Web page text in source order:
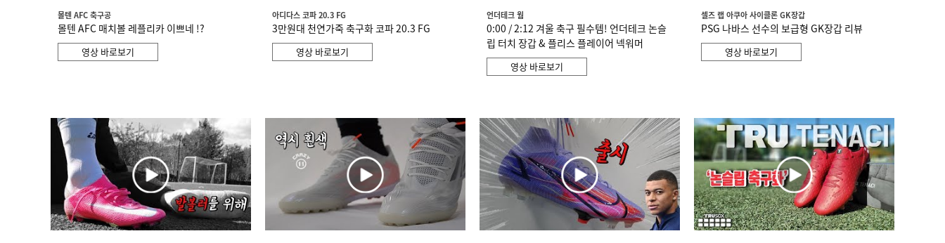
몰텐 AFC 축구공
몰텐 AFC 매치볼 레플리카 이쁘네 !?
영상 바로보기
아디다스 코파 20.3 FG
3만원대 천연가죽 축구화 코파 20.3 FG
영상 바로보기
언더테크 웜
0:00 / 2:12 겨울 축구 필수템! 언더테크 논슬
립 터치 장갑 & 플리스 플레이어 넥워머
영상 바로보기
셀즈 랩 아쿠아 사이클론 GK장갑
PSG 나바스 선수의 보급형 GK장갑 리뷰
영상 바로보기